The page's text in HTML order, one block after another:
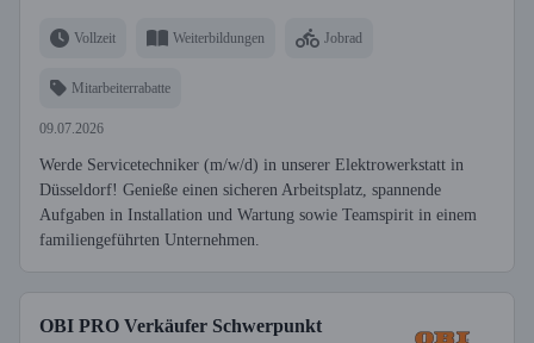
Vollzeit Weiterbildungen Jobrad
Mitarbeiterrabatte
09.07.2026
Werde Servicetechniker (m/w/d) in unserer Elektrowerkstatt in
Düsseldorf! Genieße einen sicheren Arbeitsplatz, spannende
Aufgaben in Installation und Wartung sowie Teamspirit in einem
familiengeführten Unternehmen.
OBI PRO Verkäufer Schwerpunkt